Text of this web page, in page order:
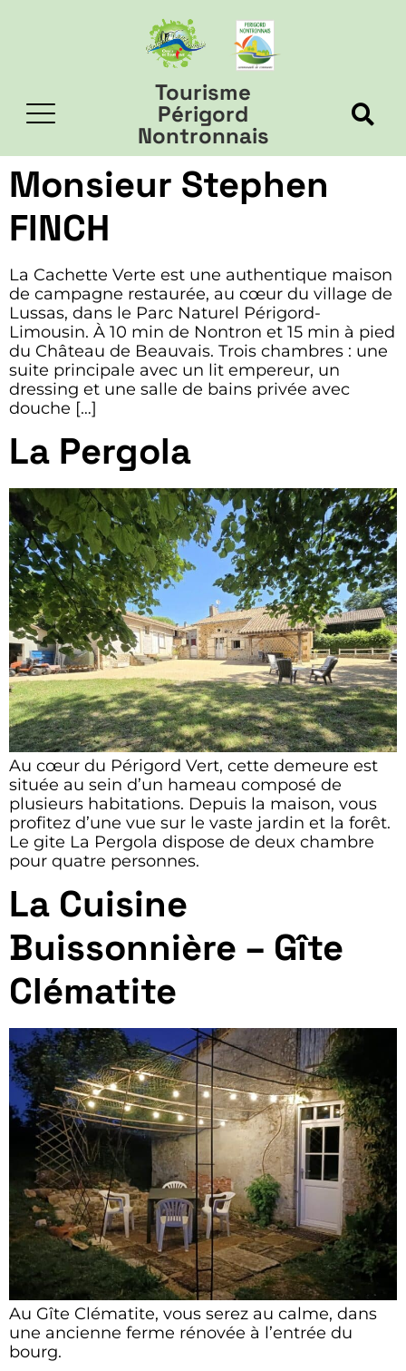
Tourisme
Périgord
Nontronnais
Monsieur Stephen
FINCH
La Cachette Verte est une authentique maison
de campagne restaurée, au cœur du village de
Lussas, dans le Parc Naturel Périgord-
Limousin. À 10 min de Nontron et 15 min à pied
du Château de Beauvais. Trois chambres : une
suite principale avec un lit empereur, un
dressing et une salle de bains privée avec
douche […]
La Pergola
Au cœur du Périgord Vert, cette demeure est
située au sein d’un hameau composé de
plusieurs habitations. Depuis la maison, vous
profitez d’une vue sur le vaste jardin et la forêt.
Le gite La Pergola dispose de deux chambre
pour quatre personnes.
La Cuisine
Buissonnière – Gîte
Clématite
Au Gîte Clématite, vous serez au calme, dans
une ancienne ferme rénovée à l’entrée du
bourg.